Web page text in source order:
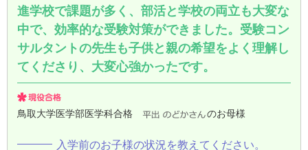
進学校で課題が多く、部活と学校の両立も大変な
中で、効率的な受験対策ができました。受験コン
サルタントの先生も子供と親の希望をよく理解し
てくださり、大変心強かったです。
鳥取大学医学部医学科合格 のお母様
入学前のお子様の状況を教えてください。